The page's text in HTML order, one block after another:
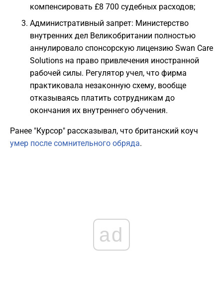
компенсировать £8 700 судебных расходов;
Административный запрет: Министерство
внутренних дел Великобритании полностью
аннулировало спонсорскую лицензию Swan Care
Solutions на право привлечения иностранной
рабочей силы. Регулятор учел, что фирма
практиковала незаконную схему, вообще
отказываясь платить сотрудникам до
окончания их внутреннего обучения.
Ранее "Курсор" рассказывал, что британский коуч
умер после сомнительного обряда.
ad